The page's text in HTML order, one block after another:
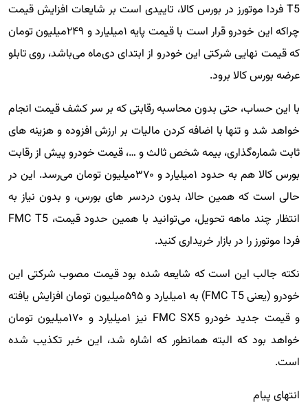
T5 فردا موتورز در بورس کالا، تاییدی است بر شایعات افزایش قیمت
چراکه این خودرو قرار است با قیمت پایه ۱میلیارد و ۲۴۹میلیون تومان
که قیمت نهایی شرکتی این خودرو از ابتدای دی‌ماه می‌باشد، روی تابلو
عرضه بورس کالا برود.
با این حساب، حتی بدون محاسبه رقابتی که بر سر کشف قیمت انجام
خواهد شد و تنها با اضافه کردن مالیات بر ارزش افزوده و هزینه های
ثابت شماره‌گذاری، بیمه شخص ثالث و …، قیمت خودرو پیش از رقابت
بورس کالا هم به حدود ۱میلیارد و ۳۷۰میلیون تومان می‌رسد. این در
حالی است که همین حالا، بدون دردسر های بورس، و بدون نیاز به
انتظار چند ماهه تحویل، می‌توانید با همین حدود قیمت، FMC T5
فردا موتورز را در بازار خریداری کنید.
نکته جالب این است که شایعه شده بود قیمت مصوب شرکتی این
خودرو (یعنی FMC T5) به ۱میلیارد و ۵۹۵میلیون تومان افزایش یافته
و قیمت جدید خودرو FMC SX5 نیز ۱میلیارد و ۱۷۰میلیون تومان
خواهد بود که البته همانطور که اشاره شد، این خبر تکذیب شده
است.
انتهای پیام